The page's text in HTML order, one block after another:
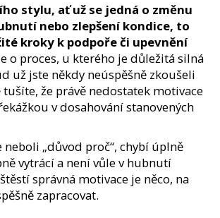
stylu, ať už se jedná o změnu
nebo zlepšení kondice, to
kroky k podpoře či upevnění
o proces, u kterého je důležitá silná
už jste někdy neúspěšně zkoušeli
že právě nedostatek motivace
v dosahování stanovených
neboli „důvod proč“, chybí úplně
vytrácí a není vůle v hubnutí
správná motivace je něco, na
zapracovat.